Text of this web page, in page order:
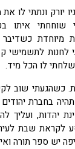
יורק ונתתי לו
איתו
מיוחדת
לחנות לתשמישי
לו הכל מיד.
כשהגעתי שוב
בחברת
יהדות, ועליך
לקראת שבת
יש ספר תורה